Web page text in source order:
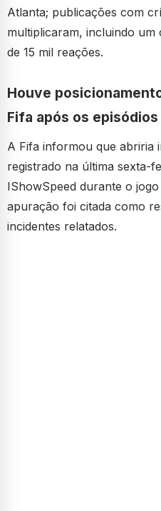
Atlanta; publicações com
multiplicaram, incluindo um
de 15 mil reações.
Houve
Fifa após os
A Fifa informou que abriria
registrado na última sexta-
IShowSpeed durante o
apuração foi citada como
incidentes relatados.